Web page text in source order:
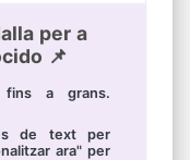
per a
📌
fins a grans.
de text per
ara" per